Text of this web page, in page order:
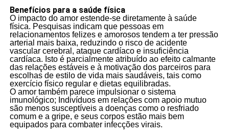
Benefícios para a saúde física
O impacto do amor estende-se diretamente à saúde
física. Pesquisas indicam que pessoas em
relacionamentos felizes e amorosos tendem a ter pressão
arterial mais baixa, reduzindo o risco de acidente
vascular cerebral, ataque cardíaco e insuficiência
cardíaca. Isto é parcialmente atribuído ao efeito calmante
das relações estáveis e à motivação dos parceiros para
escolhas de estilo de vida mais saudáveis, tais como
exercício físico regular e dietas equilibradas.
O amor também parece impulsionar o sistema
imunológico; Indivíduos em relações com apoio mutuo
são menos susceptíveis a doenças como o resfriado
comum e a gripe, e seus corpos estão mais bem
equipados para combater infecções virais.